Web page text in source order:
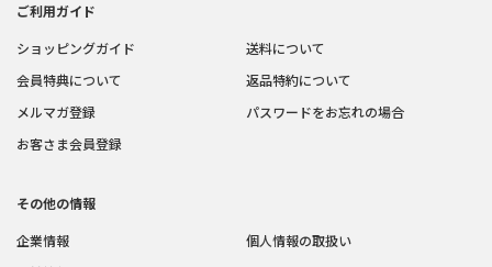
ご利用ガイド
ショッピングガイド
会員特典について
メルマガ登録
お客さま会員登録
送料について
返品特約について
パスワードをお忘れの場合
その他の情報
企業情報
個人情報の取扱い